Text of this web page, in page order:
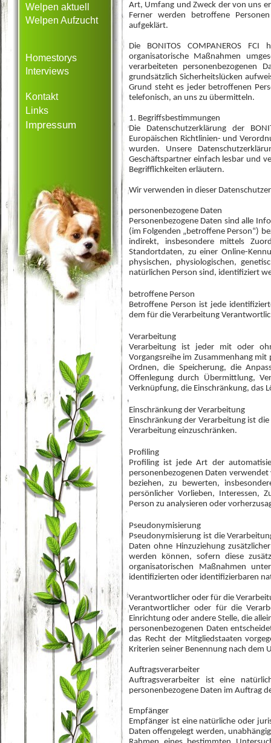
Welpen aktuell
Welpen Aufzucht
Homestorys
Interviews
Kontakt
Links
Impressum
Art, Umfang und Zweck der von uns
Ferner werden betroffene
aufgeklärt.
Die BONITOS COMPANEROS
organisatorische Maßnahmen
verarbeiteten personenbezogenen
grundsätzlich Sicherheitslücken
Grund steht es jeder betroffenen
telefonisch, an uns zu übermitteln.
1. Begriffsbestimmungen
Die Datenschutzerklärung der
Europäischen Richtlinien- und
wurden. Unsere
Geschäftspartner einfach lesbar und
Begrifflichkeiten erläutern.
Wir verwenden in dieser
personenbezogene Daten
Personenbezogene Daten sind alle
(im Folgenden „betroffene Person“)
indirekt, insbesondere mittels
Standortdaten, zu einer Online-
physischen, physiologischen,
natürlichen Person sind, identifiziert
betroffene Person
Betroffene Person ist jede
dem für die Verarbeitung
Verarbeitung
Verarbeitung ist jeder mit oder
Vorgangsreihe im Zusammenhang mit
Ordnen, die Speicherung, die
Offenlegung durch Übermittlung,
Verknüpfung, die Einschränkung, das
Einschränkung der Verarbeitung
Einschränkung der Verarbeitung ist
Verarbeitung einzuschränken.
Profiling
Profiling ist jede Art der
personenbezogenen Daten
beziehen, zu bewerten,
persönlicher Vorlieben, Interessen,
Person zu analysieren oder
Pseudonymisierung
Pseudonymisierung ist die
Daten ohne Hinzuziehung
werden können, sofern diese
organisatorischen Maßnahmen
identifizierten oder identifizierbaren
Verantwortlicher oder für die
Verantwortlicher oder für die
Einrichtung oder andere Stelle, die
personenbezogenen Daten
das Recht der Mitgliedstaaten
Kriterien seiner Benennung nach dem
Auftragsverarbeiter
Auftragsverarbeiter ist eine
personenbezogene Daten im Auftrag
Empfänger
Empfänger ist eine natürliche oder
Daten offengelegt werden,